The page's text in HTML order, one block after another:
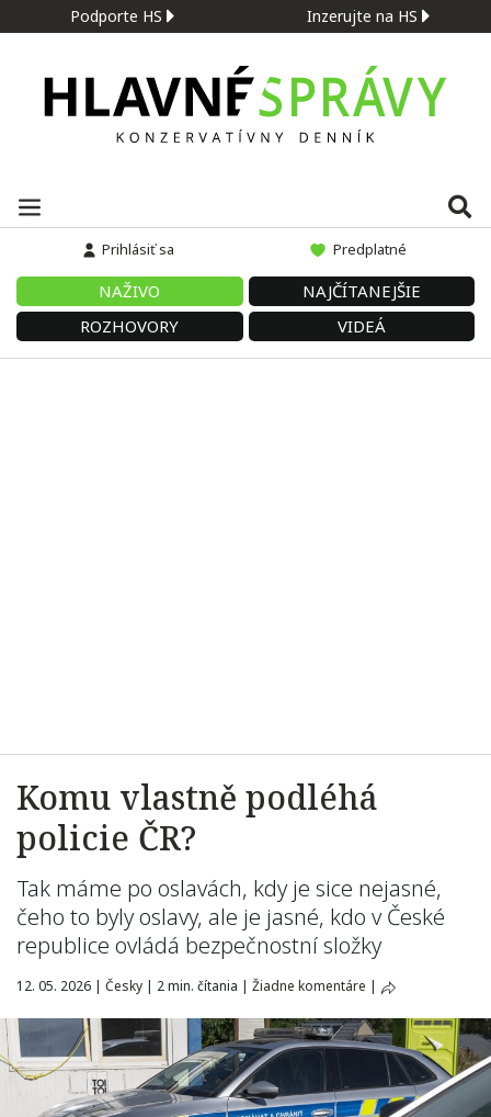
Podporte HS Inzerujte na HS
Prihlásiť sa Predplatné
NAŽIVO
NAJČÍTANEJŠIE
ROZHOVORY
VIDEÁ
Komu vlastně podléhá
policie ČR?
Tak máme po oslavách, kdy je sice nejasné,
čeho to byly oslavy, ale je jasné, kdo v České
republice ovládá bezpečnostní složky
12. 05. 2026 | Česky | 2 min. čítania | Žiadne komentáre |